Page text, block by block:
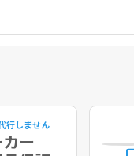
行しません
ー